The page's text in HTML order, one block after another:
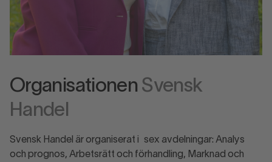
Organisationen Svensk
Handel
Svensk Handel är organiserat i sex avdelningar: Analys
och prognos, Arbetsrätt och förhandling, Marknad och